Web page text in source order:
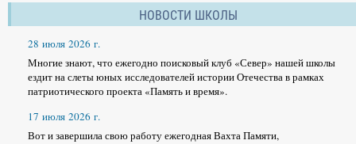
НОВОСТИ ШКОЛЫ
28 июля 2026 г.
Многие знают, что ежегодно поисковый клуб «Север» нашей школы
ездит на слеты юных исследователей истории Отечества в рамках
патриотического проекта «Память и время».
17 июля 2026 г.
Вот и завершила свою работу ежегодная Вахта Памяти,